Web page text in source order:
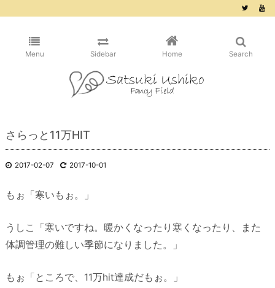
Menu Sidebar Home Search
さらっと11万HIT
2017-02-07 2017-10-01
もぉ「寒いもぉ。」
うしこ「寒いですね。暖かくなったり寒くなったり、また
体調管理の難しい季節になりました。」
もぉ「ところで、11万hit達成だもぉ。」